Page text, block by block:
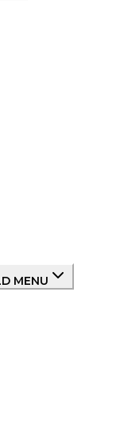
MENU